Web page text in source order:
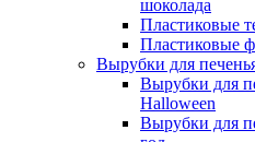
шоколада
Пластиковые
Пластиковые
Вырубки для
Вырубки для
Halloween
Вырубки для